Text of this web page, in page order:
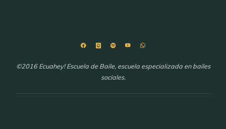
©2016 Ecuahey! Escuela de Baile, escuela especializada en bailes
sociales.